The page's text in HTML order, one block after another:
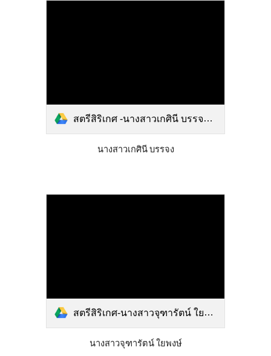
สตรีสิริเกศ -นางสาวเกศินี บรรจง.pdf
นางสาวเกศินี บรรจง
สตรีสิริเกศ-นางสาวจุฑารัตน์ ใยพงษ์ .pdf
นางสาวจุฑารัตน์ ใยพงษ์